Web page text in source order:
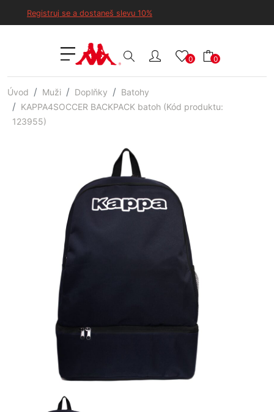
Registruj se a dostaneš slevu 10%
0 0
Úvod Muži Doplňky
Batohy
KAPPA4SOCCER BACKPACK batoh (Kód produktu:
123955)